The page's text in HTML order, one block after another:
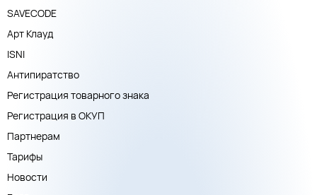
SAVECODE
Арт Клауд
ISNI
Антипиратство
Регистрация товарного знака
Регистрация в ОКУП
Партнерам
Тарифы
Новости